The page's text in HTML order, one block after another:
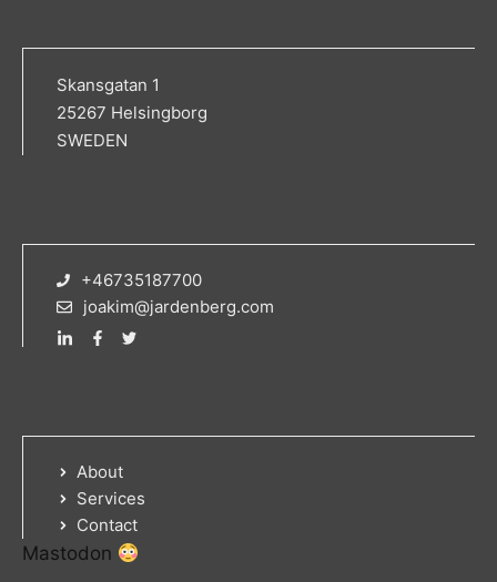
Skansgatan 1
25267 Helsingborg
SWEDEN
+46735187700
joakim@jardenberg.com
About
Services
Contact
Mastodon